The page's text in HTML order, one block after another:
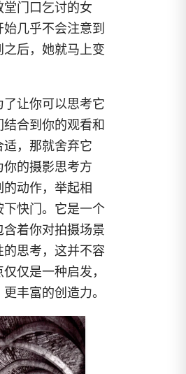
堂门口乞讨的女
几乎不会注意到
后，她就马上变
让你可以思考它
合到你的观看和
，那就舍弃它
的摄影思考方
动作，举起相
快门。它是一个
着你对拍摄场景
思考，这并不容
仅是一种启发，
丰富的创造力。